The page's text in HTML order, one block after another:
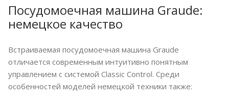
Посудомоечная машина Graude:
немецкое качество
Встраиваемая посудомоечная машина Graude
отличается современным интуитивно понятным
управлением с системой Classic Control. Среди
особенностей моделей немецкой техники также: